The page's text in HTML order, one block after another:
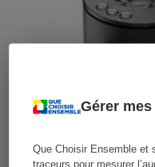
Gérer
Que Choisir Ensemble et